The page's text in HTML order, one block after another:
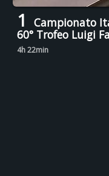
1
Campionato
60° Trofeo Luigi
4h 22min